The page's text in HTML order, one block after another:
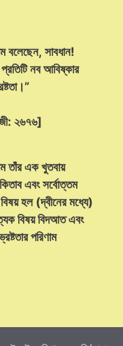
বলেছেন, সাবধান!
নব আবিষ্কার
২৬৭৬]
তাঁর এক খুতবায়
এবং সর্বোত্তম
হল (দ্বীনের মধ্যে)
বিষয় বিদআত এবং
পরিণাম